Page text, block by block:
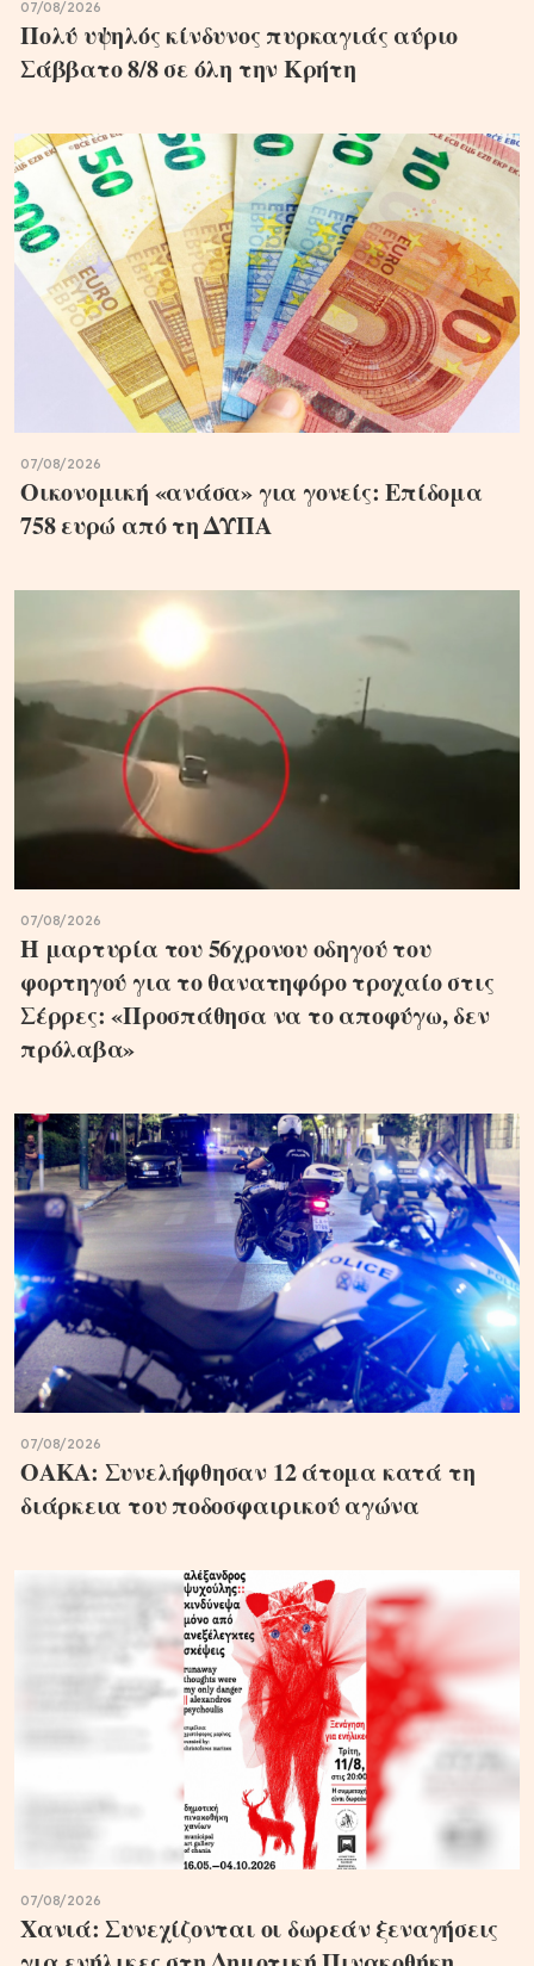
07/08/2026
Πολύ υψηλός κίνδυνος πυρκαγιάς αύριο
Σάββατο 8/8 σε όλη την Κρήτη
07/08/2026
Oικονομική «ανάσα» για γονείς: Επίδομα
758 ευρώ από τη ΔΥΠΑ
07/08/2026
Η μαρτυρία του 56χρονου οδηγού του
φορτηγού για το θανατηφόρο τροχαίο στις
Σέρρες: «Προσπάθησα να το αποφύγω, δεν
πρόλαβα»
07/08/2026
ΟΑΚΑ: Συνελήφθησαν 12 άτομα κατά τη
διάρκεια του ποδοσφαιρικού αγώνα
07/08/2026
Χανιά: Συνεχίζονται οι δωρεάν ξεναγήσεις